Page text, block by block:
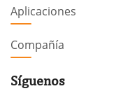
Síguenos
Aplicaciones
Compañía